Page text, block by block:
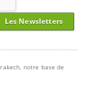
Les Newsletters
notre base de